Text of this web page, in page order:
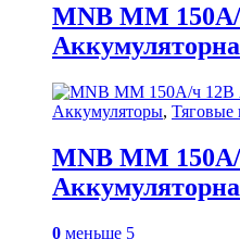
MNB MM
Аккумуляторы, Тяговые
MNB MM
0 меньше 5